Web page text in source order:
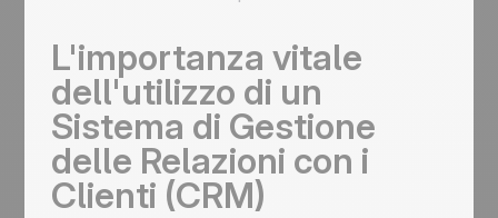
L'importanza vitale
dell'utilizzo di un
Sistema di Gestione
delle Relazioni con i
Clienti (CRM)